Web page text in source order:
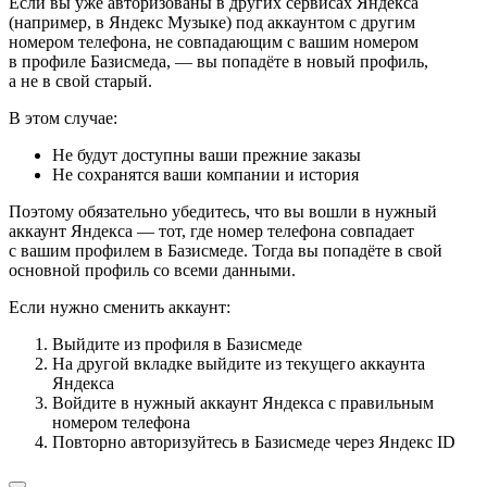
(например, в Яндекс Музыке) под аккаунтом с другим
номером телефона, не совпадающим с вашим номером
в профиле Базисмеда, — вы попадёте в новый профиль,
а не в свой старый.
В этом случае:
Не будут доступны ваши прежние заказы
Не сохранятся ваши компании и история
Поэтому обязательно убедитесь, что вы вошли в нужный
аккаунт Яндекса — тот, где номер телефона совпадает
с вашим профилем в Базисмеде. Тогда вы попадёте в свой
основной профиль со всеми данными.
Если нужно сменить аккаунт:
Выйдите из профиля в Базисмеде
На другой вкладке выйдите из текущего аккаунта
Яндекса
Войдите в нужный аккаунт Яндекса с правильным
номером телефона
Повторно авторизуйтесь в Базисмеде через Яндекс ID